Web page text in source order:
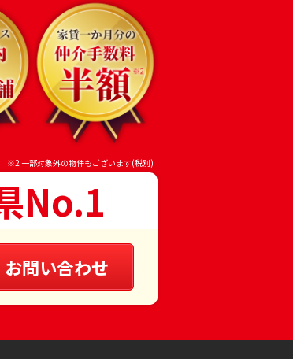
※2 一部対象外の物件もございます(税別)
No.1
お問い合わせ